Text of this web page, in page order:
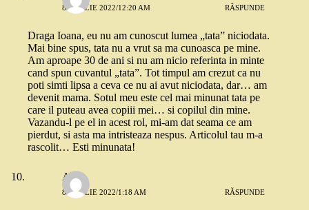
8 APRILIE 2022/12:20 AM RĂSPUNDE
Draga Ioana, eu nu am cunoscut lumea „tata” niciodata.
Mai bine spus, tata nu a vrut sa ma cunoasca pe mine.
Am aproape 30 de ani si nu am nicio referinta in minte
cand spun cuvantul „tata”. Tot timpul am crezut ca nu
poti simti lipsa a ceva ce nu ai avut niciodata, dar… am
devenit mama. Sotul meu este cel mai minunat tata pe
care il puteau avea copiii mei… si copilul din mine.
Vazandu-l pe el in acest rol, mi-am dat seama ce am
pierdut, si asta ma intristeaza nespus. Articolul tau m-a
rascolit… Esti minunata!
Ania
8 APRILIE 2022/1:18 AM RĂSPUNDE